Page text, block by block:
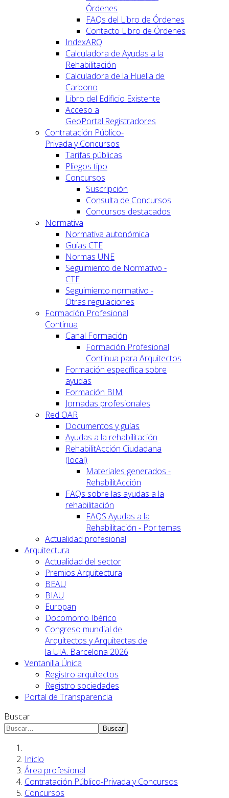
Órdenes
FAQs del Libro de Órdenes
Contacto Libro de Órdenes
IndexARQ
Calculadora de Ayudas a la
Rehabilitación
Calculadora de la Huella de
Carbono
Libro del Edificio Existente
Acceso a
GeoPortal.Registradores
Contratación Público-
Privada y Concursos
Tarifas públicas
Pliegos tipo
Concursos
Suscripción
Consulta de Concursos
Concursos destacados
Normativa
Normativa autonómica
Guías CTE
Normas UNE
Seguimiento de Normativo -
CTE
Seguimiento normativo -
Otras regulaciones
Formación Profesional
Continua
Canal Formación
Formación Profesional
Continua para Arquitectos
Formación específica sobre
ayudas
Formación BIM
Jornadas profesionales
Red OAR
Documentos y guías
Ayudas a la rehabilitación
RehabilitAcción Ciudadana
(local)
Materiales generados -
RehabilitAcción
FAQs sobre las ayudas a la
rehabilitación
FAQS Ayudas a la
Rehabilitación - Por temas
Actualidad profesional
Arquitectura
Actualidad del sector
Premios Arquitectura
BEAU
BIAU
Europan
Docomomo Ibérico
Congreso mundial de
Arquitectos y Arquitectas de
la UIA. Barcelona 2026
Ventanilla Única
Registro arquitectos
Registro sociedades
Portal de Transparencia
Buscar
Buscar
Inicio
Área profesional
Contratación Público-Privada y Concursos
Concursos